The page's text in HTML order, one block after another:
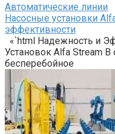
Автоматические линии
Насосные установки
эффективности
«`html Надежность и
Установок Alfa Stream
бесперебойное